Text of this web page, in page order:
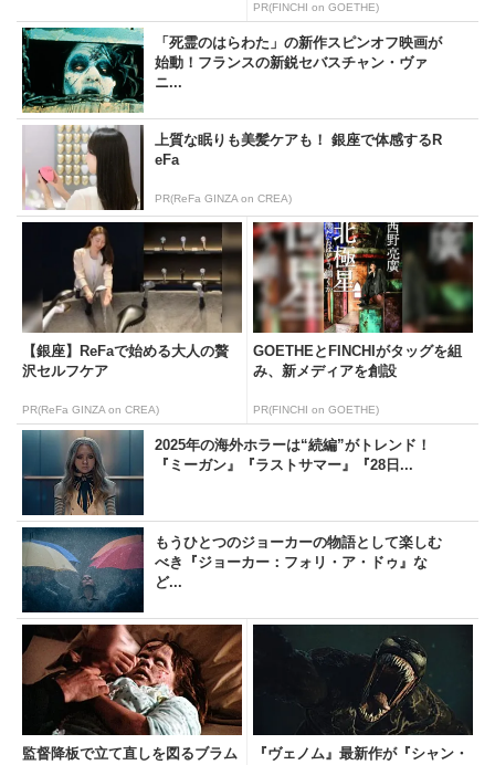
PR(FINCHI on GOETHE)
「死霊のはらわた」の新作スピンオフ映画が
始動！フランスの新鋭セバスチャン・ヴァ
ニ...
上質な眠りも美髪ケアも！ 銀座で体感するR
eFa
PR(ReFa GINZA on CREA)
【銀座】ReFaで始める大人の贅
沢セルフケア
PR(ReFa GINZA on CREA)
GOETHEとFINCHIがタッグを組
み、新メディアを創設
PR(FINCHI on GOETHE)
2025年の海外ホラーは“続編”がトレンド！
『ミーガン』『ラストサマー』『28日...
もうひとつのジョーカーの物語として楽しむ
べき『ジョーカー：フォリ・ア・ドゥ』な
ど...
監督降板で立て直しを図るブラム 『ヴェノム』最新作が『シャン・